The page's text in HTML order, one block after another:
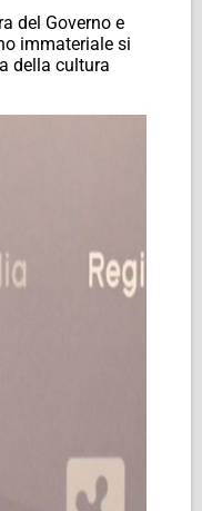
del Governo e
immateriale si
della cultura